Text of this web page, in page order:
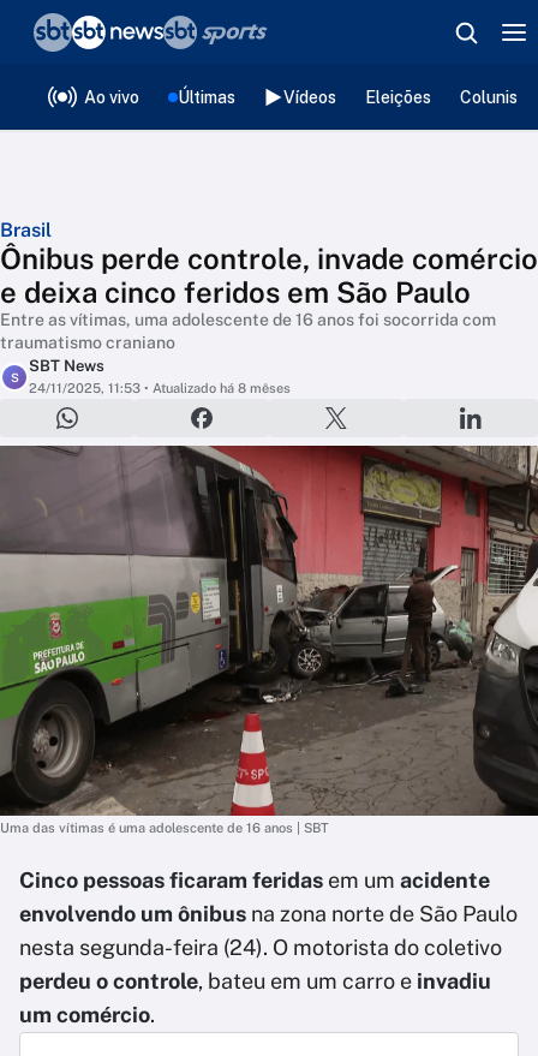
Ao vivo Últimas Vídeos Eleições
Brasil
Ônibus perde controle, invade comércio
e deixa cinco feridos em São Paulo
Entre as vítimas, uma adolescente de 16 anos foi socorrida com
traumatismo craniano
S
SBT News
24/11/2025, 11:53 • Atualizado há 8 mêses
Uma das vítimas é uma adolescente de 16 anos | SBT
Cinco pessoas ficaram feridas em um acidente
envolvendo um ônibus na zona norte de São Paulo
nesta segunda-feira (24). O motorista do coletivo
perdeu o controle, bateu em um carro e invadiu
um comércio.
❮voltar
Editorias